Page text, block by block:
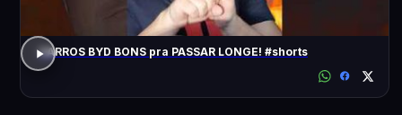
CARROS BYD BONS pra PASSAR LONGE! #shorts